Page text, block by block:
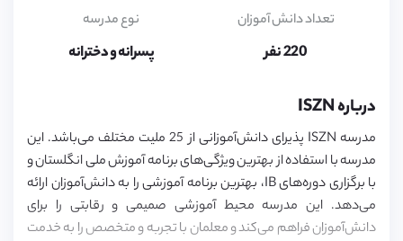
6,
7,
8,
9,
13,
14,
15,
16,
17,
18
تعداد دانش آموزان
220 نفر
نوع مدرسه
پسرانه و دخترانه
درباره ISZN
مدرسه ISZN پذیرای دانش‌آموزانی از 25 ملیت مختلف می‌باشد. این
مدرسه با استفاده از بهترین ویژگی‌های برنامه آموزش ملی انگلستان و
با برگزاری دوره‌های IB، بهترین برنامه آموزشی را به دانش‌آموزان ارائه
می‌دهد. این مدرسه محیط آموزشی صمیمی و رقابتی را برای
دانش‌آموزان فراهم می‌کند و معلمان با تجربه و متخصص را به خدمت